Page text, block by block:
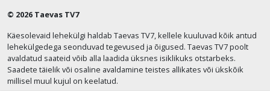
© 2026 Taevas TV7
Käesolevaid lehekülgi haldab Taevas TV7, kellele kuuluvad kõik antud
lehekülgedega seonduvad tegevused ja õigused. Taevas TV7 poolt
avaldatud saateid võib alla laadida üksnes isiklikuks otstarbeks.
Saadete täielik või osaline avaldamine teistes allikates või ükskõik
millisel muul kujul on keelatud.